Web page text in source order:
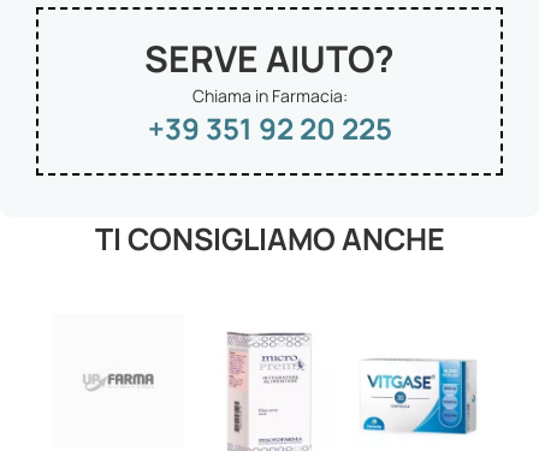
SERVE AIUTO?
Chiama in Farmacia:
+39 351 92 20 225
TI CONSIGLIAMO ANCHE